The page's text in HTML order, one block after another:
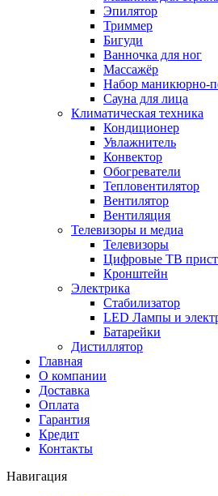
Эпилятор
Триммер
Бигуди
Ванночка для ног
Массажёр
Набор маникюрно-
Сауна для лица
Климатическая техника
Кондиционер
Увлажнитель
Конвектор
Обогреватели
Тепловентилятор
Вентилятор
Вентиляция
Телевизоры и медиа
Телевизоры
Цифровые ТВ
Кронштейн
Электрика
Стабилизатор
LED Лампы и
Батарейки
Дистиллятор
Главная
О компании
Доставка
Оплата
Гарантия
Кредит
Контакты
Навигация